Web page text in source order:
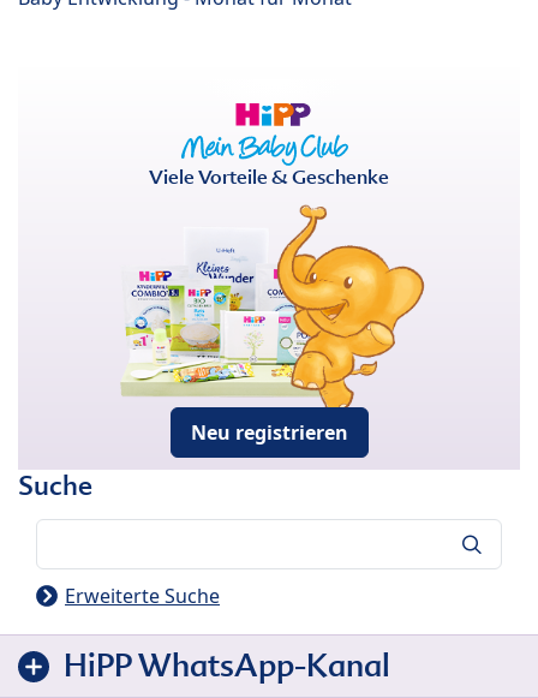
Viele Vorteile & Geschenke
Neu registrieren
Suche
Erweiterte Suche
HiPP WhatsApp-Kanal